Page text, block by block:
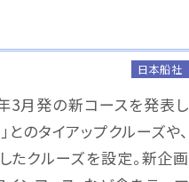
日本船社
3月発の新コースを発表し
のタイアップクルーズや、
たクルーズを設定。新企画